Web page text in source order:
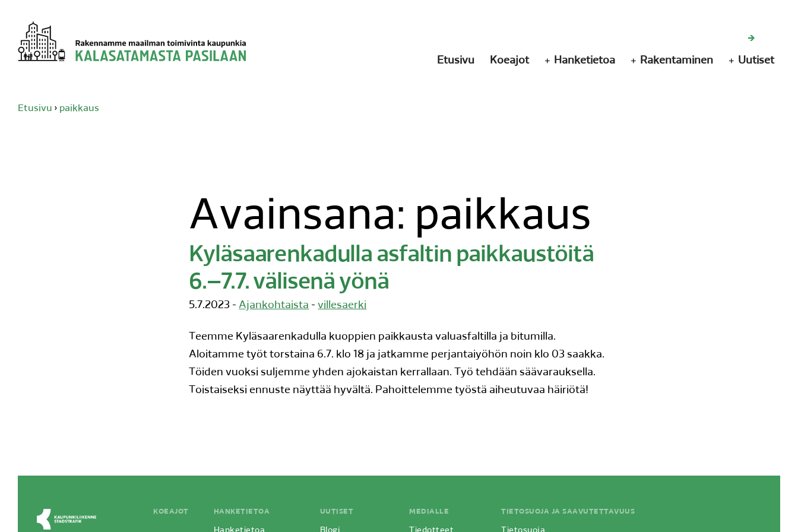
Siirry
sisältöön
Etusivu Koeajot Hanketietoa Rakentaminen Uutiset
Etusivu › paikkaus
Avainsana: paikkaus
Kyläsaarenkadulla asfaltin paikkaustöitä
6.–7.7. välisenä yönä
5.7.2023 -Ajankohtaista -villesaerki
Teemme Kyläsaarenkadulla kuoppien paikkausta valuasfaltilla ja bitumilla.
Aloitamme työt torstaina 6.7. klo 18 ja jatkamme perjantaiyöhön noin klo 03 saakka.
Töiden vuoksi suljemme yhden ajokaistan kerrallaan. Työ tehdään säävarauksella.
Toistaiseksi ennuste näyttää hyvältä. Pahoittelemme työstä aiheutuvaa häiriötä!
KOEAJOT HANKETIETOA UUTISET MEDIALLE TIETOSUOJA JA SAAVUTETTAVUUS